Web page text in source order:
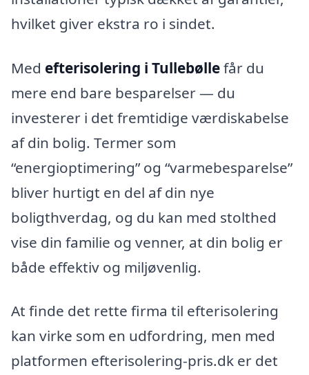
hvilket giver ekstra ro i sindet.
Med efterisolering i Tullebøllefår du
mere end bare besparelser — du
investerer i det fremtidige værdiskabelse
af din bolig. Termer som
“energioptimering” og “varmebesparelse”
bliver hurtigt en del af din nye
boligthverdag, og du kan med stolthed
vise din familie og venner, at din bolig er
både effektiv og miljøvenlig.
At finde det rette firma til efterisolering
kan virke som en udfordring, men med
platformen efterisolering-pris.dk er det